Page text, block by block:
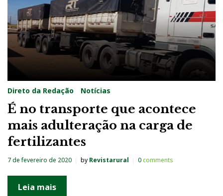
Direto da Redação Notícias
É no transporte que acontece
mais adulteração na carga de
fertilizantes
7 de fevereiro de 2020 by Revistarural 0comments
Leia mais